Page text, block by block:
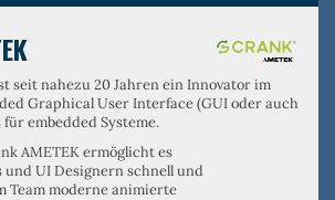
seit nahezu 20 Jahren ein Innovator im
Graphical User Interface (GUI oder auch
embedded Systeme.
AMETEK ermöglicht es
UI Designern schnell und
Team moderne animierte